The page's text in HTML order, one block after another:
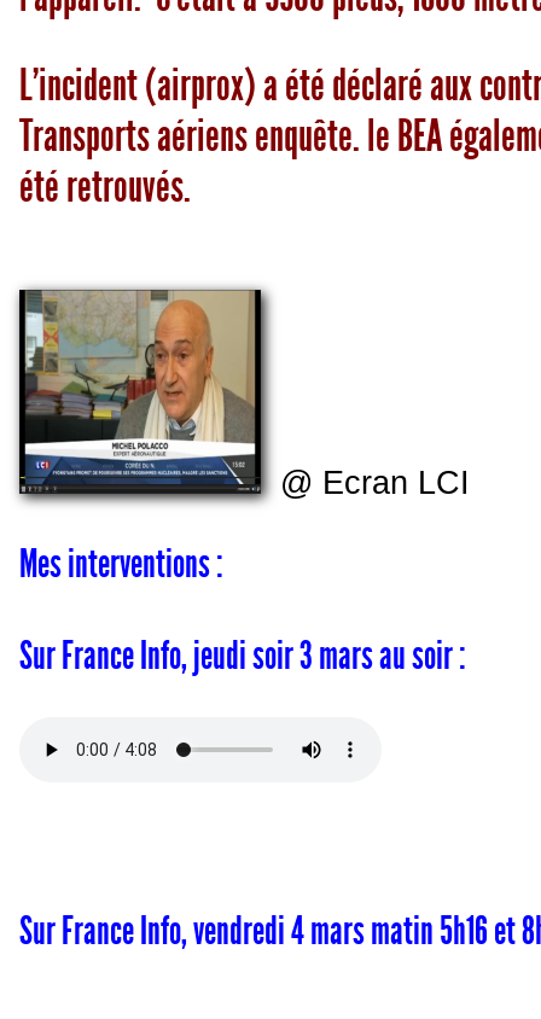
L’incident (airprox) a été déclaré aux
Transports aériens enquête. le BEA
été retrouvés.
@ Ecran LCI
Mes interventions :
Sur France Info, jeudi soir 3 mars au soir :
Sur France Info, vendredi 4 mars matin 5h16 et